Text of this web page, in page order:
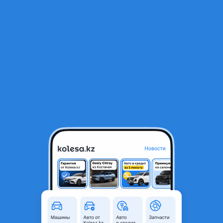
Крепление бампера саласки
Объявление находится в архиве и может быть